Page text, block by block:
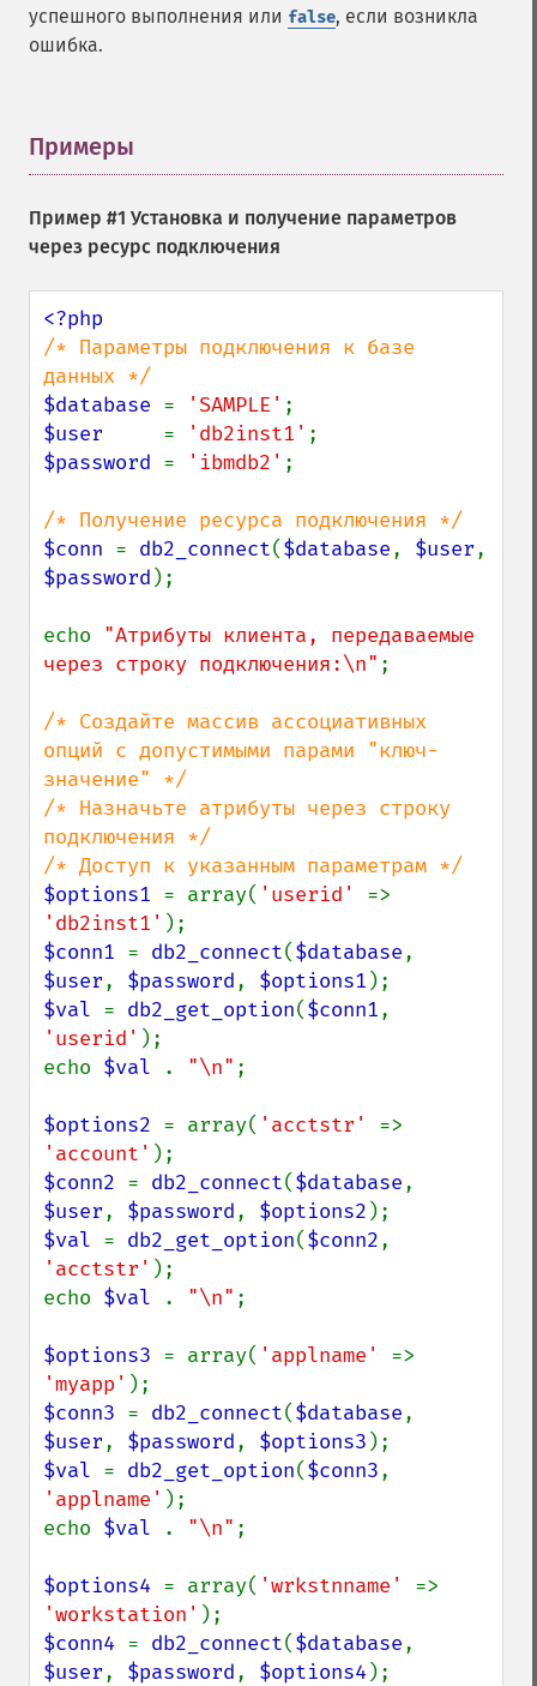
успешного выполнения или false, если возникла
ошибка.
Примеры
Пример #1 Установка и получение параметров
через ресурс подключения
/* Параметры подключения к базе
$database = 'SAMPLE'
$user = 'db2inst1'
$password = 'ibmdb2' ;
$conn = db2_connect($database, $user
$password );
echo "Атрибуты клиента, передаваемые
через строку подключения:\n" ;
/* Создайте массив ассоциативных
опций с допустимыми парами "ключ-
значение" */
/* Назначьте атрибуты через строку
подключения */
$options1 = array( 'userid'
'db2inst1'
$conn1 = db2_connect($database
$user, $password, $options1
$val = db2_get_option($conn1
'userid' );
echo $val . "\n" ;
$options2 = array( 'acctstr'
'account'
$conn2 = db2_connect($database
$user, $password, $options2
$val = db2_get_option($conn2
'acctstr' );
echo $val . "\n" ;
$options3 = array( 'applname'
'myapp'
$conn3 = db2_connect($database
$user, $password, $options3
$val = db2_get_option($conn3
'applname' );
echo $val . "\n" ;
$options4 = array( 'wrkstnname'
'workstation'
$conn4 = db2_connect($database
$user, $password, $options4